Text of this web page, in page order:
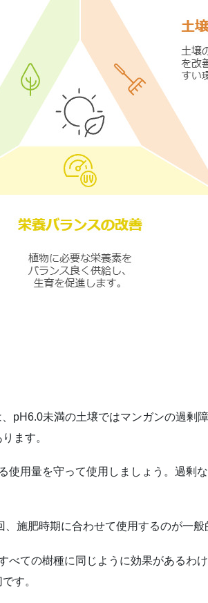
pH6.0未満の土壌ではマンガンの過剰
ます。
使用量を守って使用しましょう。過剰
、施肥時期に合わせて使用するのが一般
べての樹種に同じように効果があるわ
す。